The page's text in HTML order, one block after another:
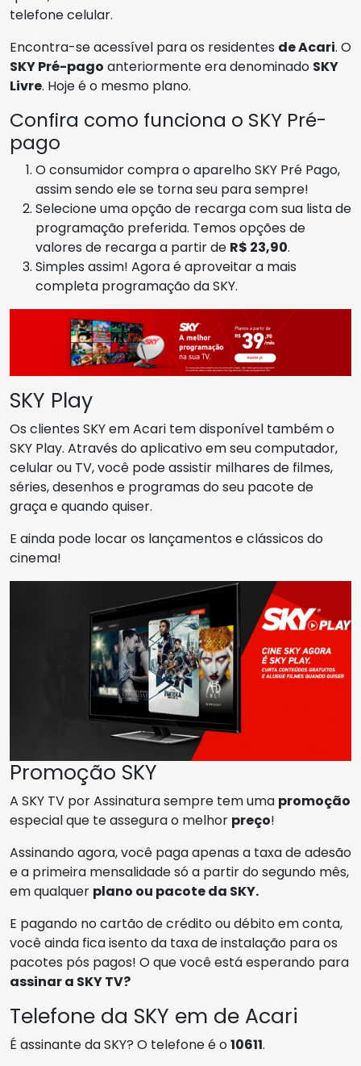
telefone celular.
Encontra-se acessível para os residentes de Acari. O
SKY Pré-pago anteriormente era denominado SKY
Livre. Hoje é o mesmo plano.
Confira como funciona o SKY Pré-
pago
O consumidor compra o aparelho SKY Pré Pago,
assim sendo ele se torna seu para sempre!
Selecione uma opção de recarga com sua lista de
programação preferida. Temos opções de
valores de recarga a partir de R$ 23,90.
Simples assim! Agora é aproveitar a mais
completa programação da SKY.
SKY Play
Os clientes SKY em Acari tem disponível também o
SKY Play. Através do aplicativo em seu computador,
celular ou TV, você pode assistir milhares de filmes,
séries, desenhos e programas do seu pacote de
graça e quando quiser.
E ainda pode locar os lançamentos e clássicos do
cinema!
Promoção SKY
A SKY TV por Assinatura sempre tem uma promoção
especial que te assegura o melhor preço!
Assinando agora, você paga apenas a taxa de adesão
e a primeira mensalidade só a partir do segundo mês,
em qualquer plano ou pacote da SKY.
E pagando no cartão de crédito ou débito em conta,
você ainda fica isento da taxa de instalação para os
pacotes pós pagos! O que você está esperando para
assinar a SKY TV?
Telefone da SKY em de Acari
É assinante da SKY? O telefone é o10611.